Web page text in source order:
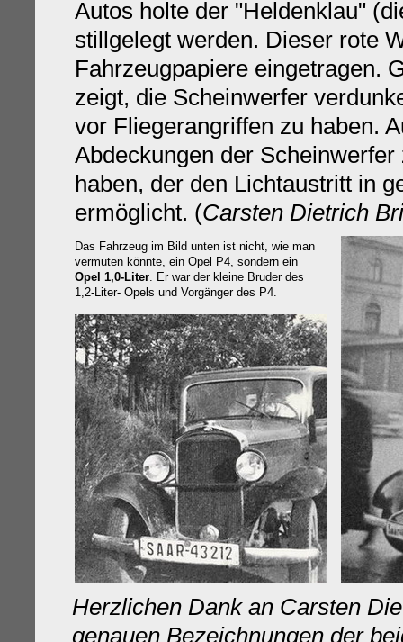
Autos holte der "Heldenklau"
stillgelegt werden. Dieser rote
Fahrzeugpapiere eingetragen.
zeigt, die Scheinwerfer
vor Fliegerangriffen zu haben.
Abdeckungen der
haben, der den Lichtaustritt in
ermöglicht. (Carsten Dietrich
Das Fahrzeug im Bild unten ist nicht, wie man
vermuten könnte, ein Opel P4, sondern ein
Opel 1,0-Liter. Er war der kleine Bruder des
1,2-Liter- Opels und Vorgänger des P4.
Herzlichen Dank an Carsten
genauen Bezeichnungen der